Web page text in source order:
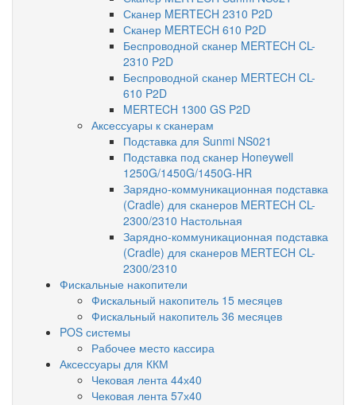
Сканер MERTECH 2310 P2D
Сканер MERTECH 610 P2D
Беспроводной сканер MERTECH CL-
2310 P2D
Беспроводной сканер MERTECH CL-
610 P2D
MERTECH 1300 GS P2D
Аксессуары к сканерам
Подставка для Sunmi NS021
Подставка под сканер Honeywell
1250G/1450G/1450G-HR
Зарядно-коммуникационная подставка
(Cradle) для сканеров MERTECH CL-
2300/2310 Настольная
Зарядно-коммуникационная подставка
(Cradle) для сканеров MERTECH CL-
2300/2310
Фискальные накопители
Фискальный накопитель 15 месяцев
Фискальный накопитель 36 месяцев
POS системы
Рабочее место кассира
Аксессуары для ККМ
Чековая лента 44х40
Чековая лента 57х40